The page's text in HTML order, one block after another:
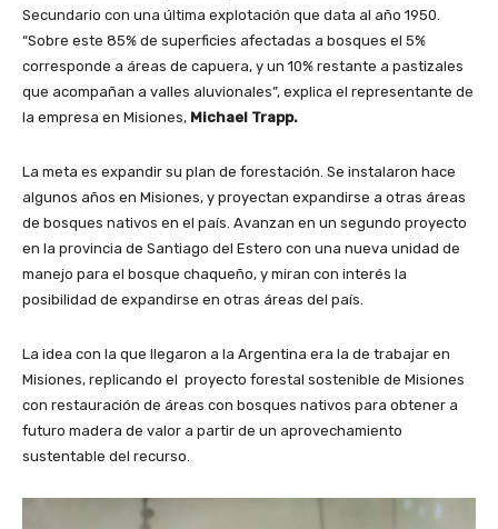
Secundario con una última explotación que data al año 1950.
“Sobre este 85% de superficies afectadas a bosques el 5%
corresponde a áreas de capuera, y un 10% restante a pastizales
que acompañan a valles aluvionales”, explica el representante de
la empresa en Misiones, Michael Trapp.
La meta es expandir su plan de forestación. Se instalaron hace
algunos años en Misiones, y proyectan expandirse a otras áreas
de bosques nativos en el país. Avanzan en un segundo proyecto
en la provincia de Santiago del Estero con una nueva unidad de
manejo para el bosque chaqueño, y miran con interés la
posibilidad de expandirse en otras áreas del país.
La idea con la que llegaron a la Argentina era la de trabajar en
Misiones, replicando el proyecto forestal sostenible de Misiones
con restauración de áreas con bosques nativos para obtener a
futuro madera de valor a partir de un aprovechamiento
sustentable del recurso.